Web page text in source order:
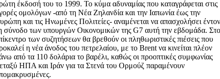
έκδοσή του το 1999. Το κύμα αδυναμίας που καταγράφεται στις
ομολόγων -από τη Νέα Ζηλανδία και την Ιαπωνία έως την
και τις Ηνωμένες Πολιτείες- αναμένεται να απασχολήσει
σύνοδο των υπουργών Οικονομικών της G7 αυτή την εβδομάδα.
των συζητήσεων θα βρεθούν οι πληθωριστικές πιέσεις που
η νέα άνοδος του πετρελαίου, με το Brent να κινείται πλέον
από τα 110 δολάρια το βαρέλι, καθώς οι προοπτικές συμφωνίας
ΗΠΑ και Ιράν για τα Στενά του Ορμούζ παραμένουν